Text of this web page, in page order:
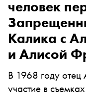
человек
Калика с
и Алисой
В 1968 году отец
участие в